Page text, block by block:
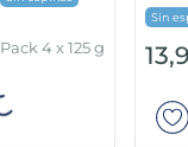
Sin espinas
Pack 4 x 125 g
Sin